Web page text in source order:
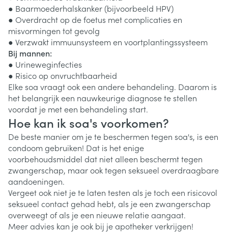
● Baarmoederhalskanker (bijvoorbeeld HPV)
● Overdracht op de foetus met complicaties en
misvormingen tot gevolg
● Verzwakt immuunsysteem en voortplantingssysteem
Bij mannen:
● Urineweginfecties
● Risico op onvruchtbaarheid
Elke soa vraagt ook een andere behandeling. Daarom is
het belangrijk een nauwkeurige diagnose te stellen
voordat je met een behandeling start.
Hoe kan ik soa's voorkomen?
De beste manier om je te beschermen tegen soa's, is een
condoom gebruiken! Dat is het enige
voorbehoudsmiddel dat niet alleen beschermt tegen
zwangerschap, maar ook tegen seksueel overdraagbare
aandoeningen.
Vergeet ook niet je te laten testen als je toch een risicovol
seksueel contact gehad hebt, als je een zwangerschap
overweegt of als je een nieuwe relatie aangaat.
Meer advies kan je ook bij je apotheker verkrijgen!